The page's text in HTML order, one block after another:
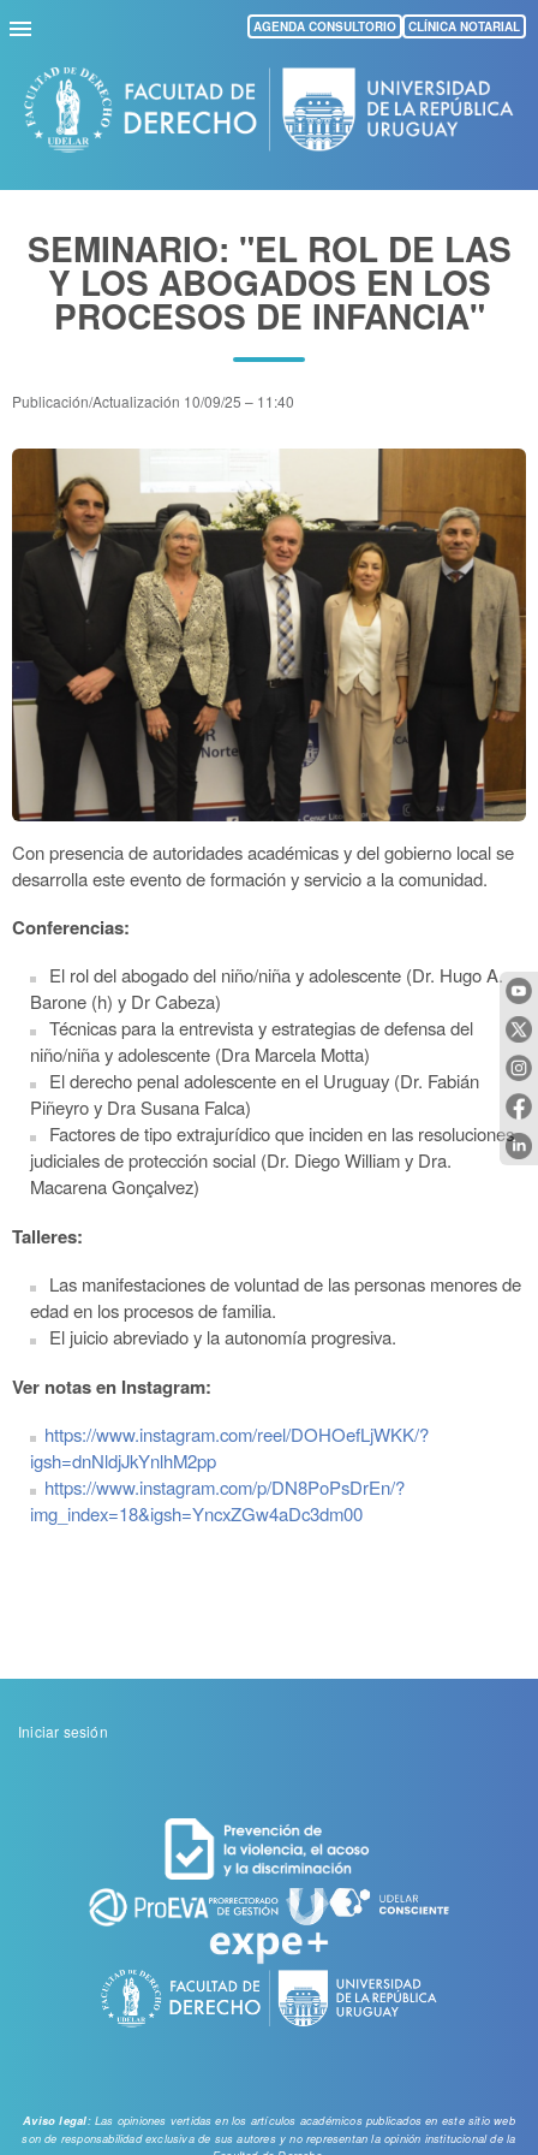
Pasar
al
contenido
principal
AGENDA CONSULTORIO CLÍNICA NOTARIAL
SEMINARIO: "EL ROL DE LAS
Y LOS ABOGADOS EN LOS
PROCESOS DE INFANCIA"
Publicación/Actualización 10/09/25 – 11:40
Con presencia de autoridades académicas y del gobierno local se
desarrolla este evento de formación y servicio a la comunidad.
Conferencias:
El rol del abogado del niño/niña y adolescente (Dr. Hugo A.
Barone (h) y Dr Cabeza)
Técnicas para la entrevista y estrategias de defensa del
niño/niña y adolescente (Dra Marcela Motta)
El derecho penal adolescente en el Uruguay (Dr. Fabián
Piñeyro y Dra Susana Falca)
Factores de tipo extrajurídico que inciden en las resoluciones
judiciales de protección social (Dr. Diego William y Dra.
Macarena Gonçalvez)
Talleres:
Las manifestaciones de voluntad de las personas menores de
edad en los procesos de familia.
El juicio abreviado y la autonomía progresiva.
Ver notas en Instagram:
https://www.instagram.com/reel/DOHOefLjWKK/?
igsh=dnNldjJkYnlhM2pp
https://www.instagram.com/p/DN8PoPsDrEn/?
img_index=18&igsh=YncxZGw4aDc3dm00
Menu
Iniciar sesión
Aviso legal: Las opiniones vertidas en los artículos académicos publicados en este sitio web
son de responsabilidad exclusiva de sus autores y no representan la opinión institucional de la